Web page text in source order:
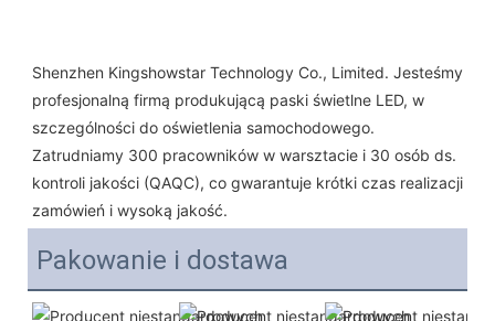
Shenzhen Kingshowstar Technology Co., Limited. Jesteśmy
profesjonalną firmą produkującą paski świetlne LED, w
szczególności do oświetlenia samochodowego.
Zatrudniamy 300 pracowników w warsztacie i 30 osób ds.
kontroli jakości (QAQC), co gwarantuje krótki czas realizacji
zamówień i wysoką jakość.
Pakowanie i dostawa